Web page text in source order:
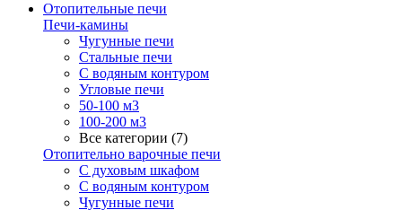
Отопительные печи
Печи-камины
Чугунные печи
Стальные печи
С водяным контуром
Угловые печи
50-100 м3
100-200 м3
Все категории (7)
Отопительно варочные печи
С духовым шкафом
С водяным контуром
Чугунные печи